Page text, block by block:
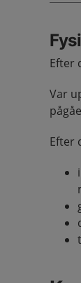
Efter
Var
Efter